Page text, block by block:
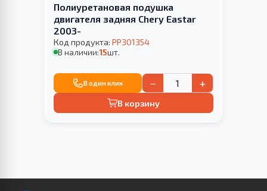
Полиуретановая подушка
двигателя задняя Chery Eastar
2003-
Код продукта: PP301354
В наличии:15шт.
В один клик − +
В корзину